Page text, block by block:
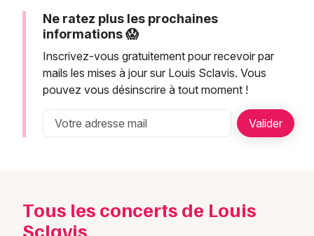
Sports
Soirées
Sorties famille
Expos
Paris
Strasbourg
Toulouse
Toutes les villes
France, notamment aux Lilas. Ces concerts
offrent l'opportunité de découvrir l'univers
musical singulier de Louis Sclavis, entre
avant-garde jazz et musique contemporaine.
assister à ces performances uniques qui
témoignent de la créativité constante de cet
Les nouveaux projets
Ne ratez plus les prochaines
informations 😱
Inscrivez-vous gratuitement pour recevoir par
mails les mises à jour sur Louis Sclavis. Vous
pouvez vous désinscrire à tout moment !
Tous les concerts de Louis
Sclavis